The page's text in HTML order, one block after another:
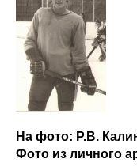
На фото: Р.В.
Фото из личного